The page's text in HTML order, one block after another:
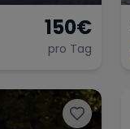
150€
pro Tag